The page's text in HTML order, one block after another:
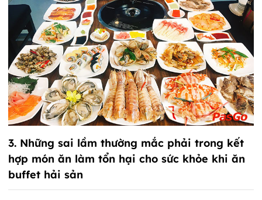
3. Những sai lầm thường mắc phải trong kết
hợp món ăn làm tổn hại cho sức khỏe khi ăn
buffet hải sản